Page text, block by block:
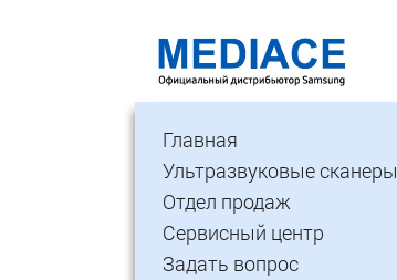
Главная
Ультразвуковые сканеры
Отдел продаж
Сервисный центр
Задать вопрос